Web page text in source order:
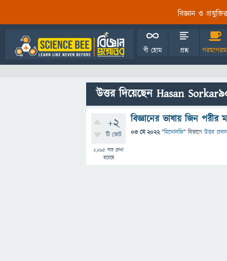
বিজ্ঞান ও
বী হোম প্রশ্ন
উত্তর দিয়েছেন Hasan
+2
টি ভোট
2,265 বার দেখা
হয়েছে
বিজ্ঞানের ভাষায় জিন
03 মে 2022 "মিথোলজি" বিভাগে উত্তর প্রদান